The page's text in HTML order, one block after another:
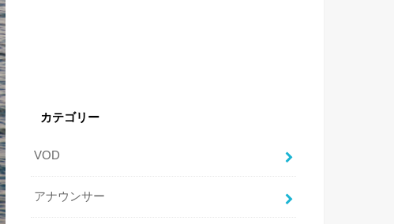
カテゴリー
VOD
アナウンサー